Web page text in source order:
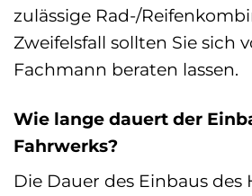
zulässige Rad-/
Zweifelsfall sollten Sie sich
Fachmann beraten lassen.
Wie lange dauert der
Fahrwerks?
Die Dauer des Einbaus des